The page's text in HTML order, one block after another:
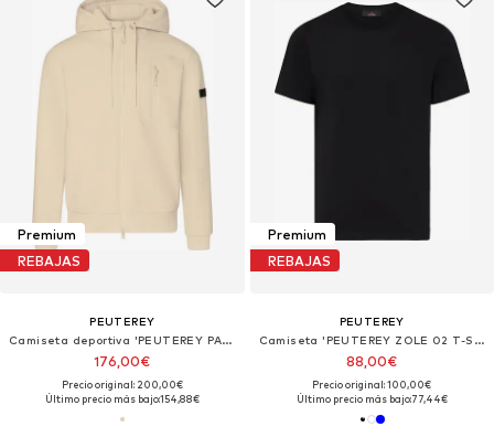
Premium
REBAJAS
PEUTEREY
Camiseta deportiva 'PEUTEREY PARKER 03 FELPA'
176,00€
Precio original: 200,00€
Último precio más bajo:154,88€
Premium
REBAJAS
PEUTEREY
Camiseta 'PEUTEREY ZOLE 02 T-SHIRT'
88,00€
Precio original: 100,00€
Último precio más bajo:77,44€